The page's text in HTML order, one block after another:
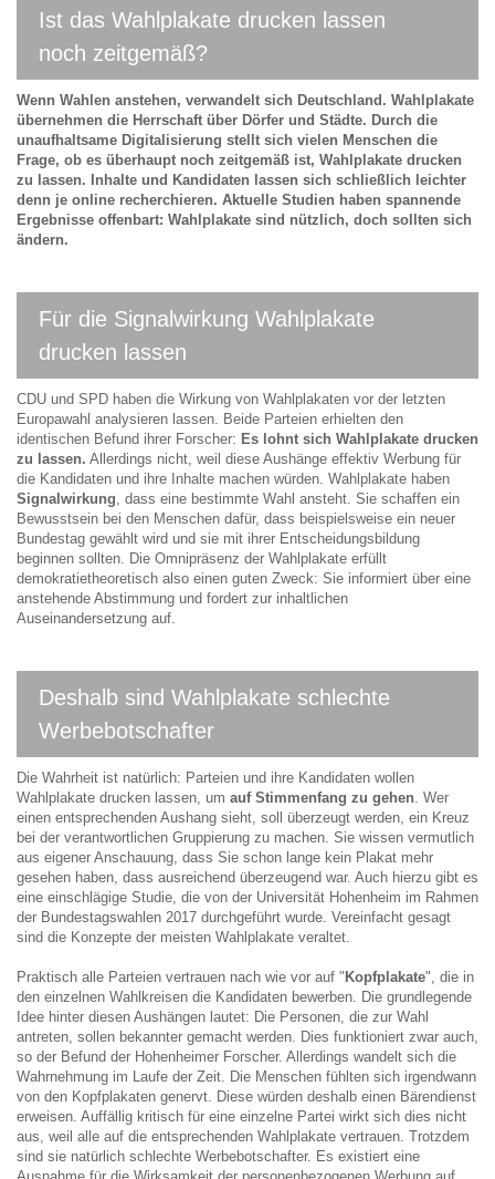
Ist das Wahlplakate drucken lassen
noch zeitgemäß?
Wenn Wahlen anstehen, verwandelt sich Deutschland. Wahlplakate
übernehmen die Herrschaft über Dörfer und Städte. Durch die
unaufhaltsame Digitalisierung stellt sich vielen Menschen die
Frage, ob es überhaupt noch zeitgemäß ist, Wahlplakate drucken
zu lassen. Inhalte und Kandidaten lassen sich schließlich leichter
denn je online recherchieren. Aktuelle Studien haben spannende
Ergebnisse offenbart: Wahlplakate sind nützlich, doch sollten sich
ändern.
Für die Signalwirkung Wahlplakate
drucken lassen
CDU und SPD haben die Wirkung von Wahlplakaten vor der letzten
Europawahl analysieren lassen. Beide Parteien erhielten den
identischen Befund ihrer Forscher: Es lohnt sich Wahlplakate drucken
zu lassen. Allerdings nicht, weil diese Aushänge effektiv Werbung für
die Kandidaten und ihre Inhalte machen würden. Wahlplakate haben
Signalwirkung , dass eine bestimmte Wahl ansteht. Sie schaffen ein
Bewusstsein bei den Menschen dafür, dass beispielsweise ein neuer
Bundestag gewählt wird und sie mit ihrer Entscheidungsbildung
beginnen sollten. Die Omnipräsenz der Wahlplakate erfüllt
demokratietheoretisch also einen guten Zweck: Sie informiert über eine
anstehende Abstimmung und fordert zur inhaltlichen
Auseinandersetzung auf.
Deshalb sind Wahlplakate schlechte
Werbebotschafter
Die Wahrheit ist natürlich: Parteien und ihre Kandidaten wollen
Wahlplakate drucken lassen, um auf Stimmenfang zu gehen . Wer
einen entsprechenden Aushang sieht, soll überzeugt werden, ein Kreuz
bei der verantwortlichen Gruppierung zu machen. Sie wissen vermutlich
aus eigener Anschauung, dass Sie schon lange kein Plakat mehr
gesehen haben, dass ausreichend überzeugend war. Auch hierzu gibt es
eine einschlägige Studie, die von der Universität Hohenheim im Rahmen
der Bundestagswahlen 2017 durchgeführt wurde. Vereinfacht gesagt
sind die Konzepte der meisten Wahlplakate veraltet.
Praktisch alle Parteien vertrauen nach wie vor auf " Kopfplakate", die in
den einzelnen Wahlkreisen die Kandidaten bewerben. Die grundlegende
Idee hinter diesen Aushängen lautet: Die Personen, die zur Wahl
antreten, sollen bekannter gemacht werden. Dies funktioniert zwar auch,
so der Befund der Hohenheimer Forscher. Allerdings wandelt sich die
Wahrnehmung im Laufe der Zeit. Die Menschen fühlten sich irgendwann
von den Kopfplakaten genervt. Diese würden deshalb einen Bärendienst
erweisen. Auffällig kritisch für eine einzelne Partei wirkt sich dies nicht
aus, weil alle auf die entsprechenden Wahlplakate vertrauen. Trotzdem
sind sie natürlich schlechte Werbebotschafter. Es existiert eine